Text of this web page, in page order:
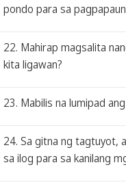
pondo para sa
22. Mahirap magsalita
kita ligawan?
23. Mabilis na lumipad
24. Sa gitna ng tagtuyot,
sa ilog para sa kanilang